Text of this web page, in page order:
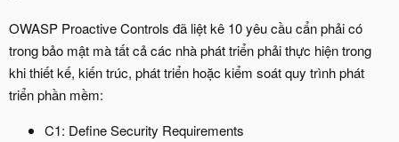
OWASP Proactive Controls đã liệt kê 10 yêu cầu cẩn phải có
trong bảo mật mà tất cả các nhà phát triển phải thực hiện trong
khi thiết kế, kiến trúc, phát triển hoặc kiểm soát quy trình phát
triển phần mềm:
C1: Define Security Requirements